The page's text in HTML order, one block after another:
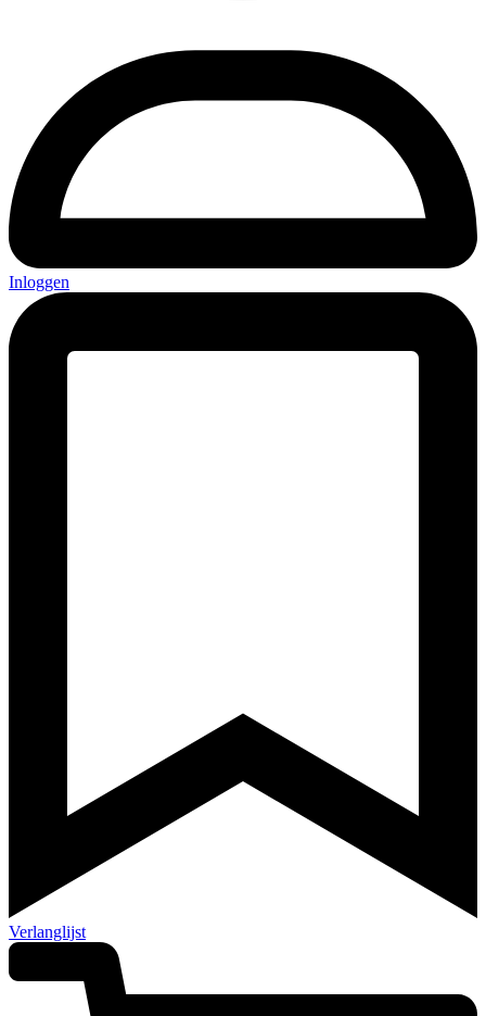
Inloggen
Verlanglijst